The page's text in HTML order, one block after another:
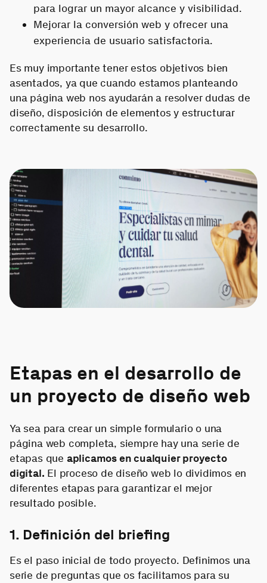
para lograr un mayor alcance y visibilidad.
Mejorar la conversión web y ofrecer una
experiencia de usuario satisfactoria.
Es muy importante tener estos objetivos bien
asentados, ya que cuando estamos planteando
una página web nos ayudarán a resolver dudas de
diseño, disposición de elementos y estructurar
correctamente su desarrollo.
Etapas en el desarrollo de
un proyecto de diseño web
Ya sea para crear un simple formulario o una
página web completa, siempre hay una serie de
etapas que aplicamos en cualquier proyecto
digital. El proceso de diseño web lo dividimos en
diferentes etapas para garantizar el mejor
resultado posible.
1. Definición del briefing
Es el paso inicial de todo proyecto. Definimos una
serie de preguntas que os facilitamos para su